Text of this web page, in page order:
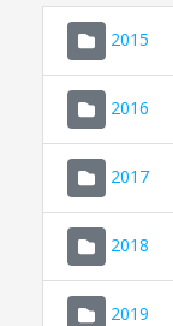
2015
2016
2017
2018
2019